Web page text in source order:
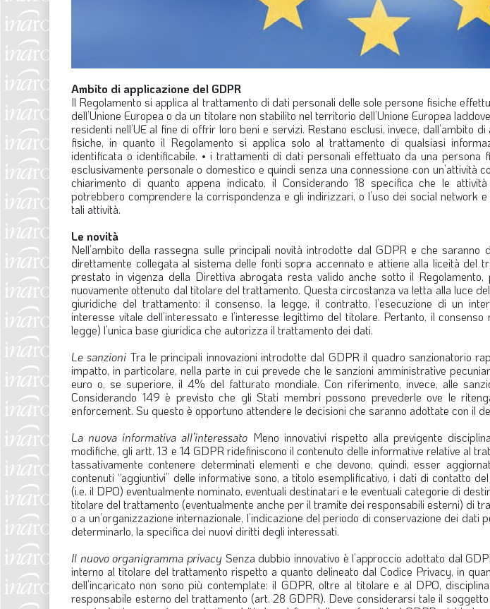
Ambito di applicazione del GDPR
Il Regolamento si applica al trattamento di dati personali delle sole persone fisiche
dell’Unione Europea o da un titolare non stabilito nel territorio dell’Unione Europea
residenti nell’UE al fine di offrir loro beni e servizi. Restano esclusi, invece, dall’ambito
fisiche, in quanto il Regolamento si applica solo al trattamento di qualsiasi
identificata o identificabile. • i trattamenti di dati personali effettuato da una persona
esclusivamente personale o domestico e quindi senza una connessione con un’attività
chiarimento di quanto appena indicato, il Considerando 18 specifica che le
potrebbero comprendere la corrispondenza e gli indirizzari, o l’uso dei social network
tali attività.
Le novità
Nell’ambito della rassegna sulle principali novità introdotte dal GDPR e che
direttamente collegata al sistema delle fonti sopra accennato e attiene alla liceità del
prestato in vigenza della Direttiva abrogata resta valido anche sotto il
nuovamente ottenuto dal titolare del trattamento. Questa circostanza va letta alla luce
giuridiche del trattamento: il consenso, la legge, il contratto, l’esecuzione di un
interesse vitale dell’interessato e l’interesse legittimo del titolare. Pertanto, il
legge) l’unica base giuridica che autorizza il trattamento dei dati.
Le sanzioni Tra le principali innovazioni introdotte dal GDPR il quadro sanzionatorio
impatto, in particolare, nella parte in cui prevede che le sanzioni amministrative
euro o, se superiore, il 4% del fatturato mondiale. Con riferimento, invece, alle
Considerando 149 è previsto che gli Stati membri possono prevederle ove le
enforcement. Su questo è opportuno attendere le decisioni che saranno adottate con il
La nuova informativa all’interessato Meno innovativi rispetto alla previgente
modifiche, gli artt. 13 e 14 GDPR ridefiniscono il contenuto delle informative relative al
tassativamente contenere determinati elementi e che devono, quindi, esser
contenuti “aggiuntivi” delle informative sono, a titolo esemplificativo, i dati di contatto
(i.e. il DPO) eventualmente nominato, eventuali destinatari e le eventuali categorie di
titolare del trattamento (eventualmente anche per il tramite dei responsabili esterni) di
o a un’organizzazione internazionale, l’indicazione del periodo di conservazione dei
determinarlo, la specifica dei nuovi diritti degli interessati.
Il nuovo organigramma privacy Senza dubbio innovativo è l’approccio adottato dal
interno al titolare del trattamento rispetto a quanto delineato dal Codice Privacy, in
dell’incaricato non sono più contemplate: il GDPR, oltre al titolare e al DPO,
responsabile esterno del trattamento (art. 28 GDPR). Deve considerarsi tale il